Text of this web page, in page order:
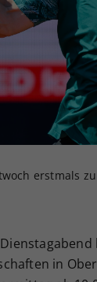
erstmals
in
Ihrer